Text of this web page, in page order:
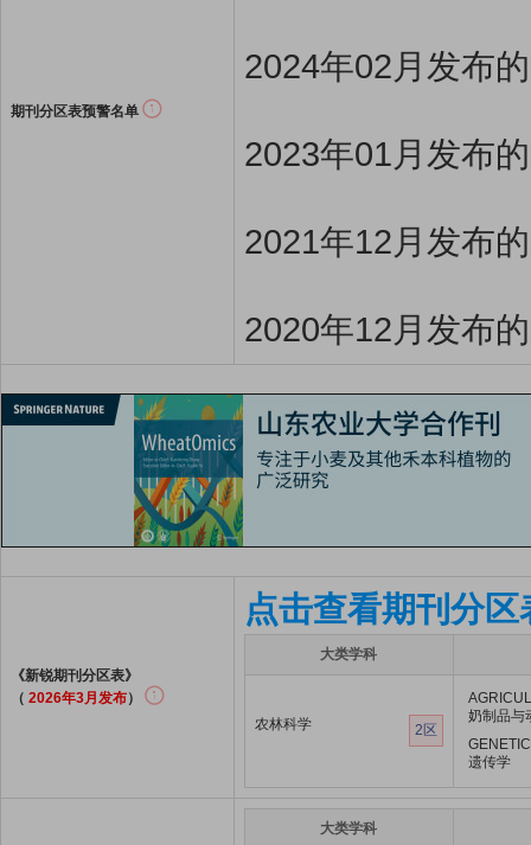
期刊分区表预警名单
2024年02月发布
2023年01月发布
2021年12月发布
2020年12月发布
《新锐期刊分区表》
（ 2026年3月发布）
点击查看期刊分区
大类学科
农林科学 2区
奶制品与
遗传学
大类学科